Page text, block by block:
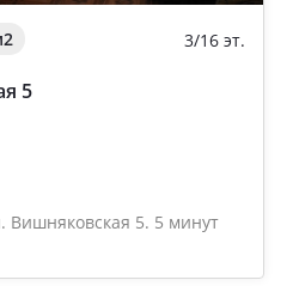
2 3/16 эт.
5
Вишняковская 5. 5 минут